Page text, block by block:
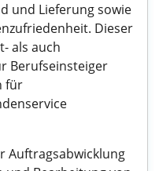
und Lieferung sowie
Dieser
als auch
Berufseinsteiger
für
Auftragsabwicklung